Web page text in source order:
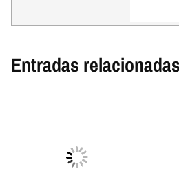
Entradas relacionadas